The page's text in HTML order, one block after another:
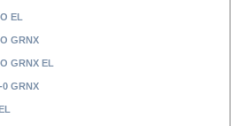
EL
GRNX
GRNX EL
GRNX